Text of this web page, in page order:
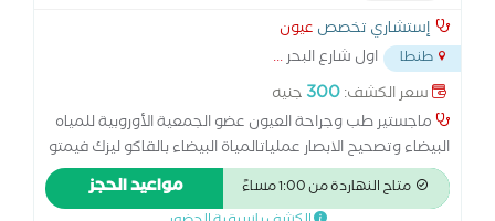
إستشاري تخصص عيون
طنطا اول شارع البحر...
سعر الكشف:300 جنيه
ماجستير طب وجراحة العيون عضو الجمعية الأوروبية للمياه
البيضاء وتصحيح الابصار عملياتالمياة البيضاء بالقاكو ليزك فيمتو
ليزك فيمتو سمايل الترا ليزك علاج القرنية المخروطية وزرع
الحلقات بالفيمتو ليزر زرع القرنية زرع العدسات ICL داخل العين
متاح النهاردة من 1:00 مساءً مواعيد الحجز